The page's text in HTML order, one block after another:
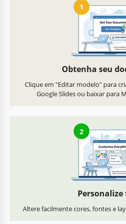
1
Obtenha seu
Clique em "Editar modelo" para
Google Slides ou baixar para
2
Altere facilmente cores, fontes e